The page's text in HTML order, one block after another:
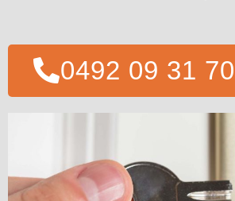
0492 09 31 70